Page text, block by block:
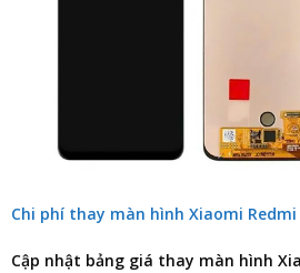
Chi phí thay màn hình Xiaomi
Cập nhật bảng giá thay màn hình